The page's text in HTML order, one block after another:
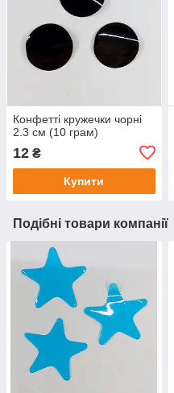
Конфетті кружечки чорні
2.3 см (10 грам)
12 ₴
Купити
Подібні товари компанії